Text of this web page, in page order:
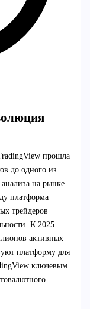
прошла
до одного из
на рынке.
платформа
трейдеров
К 2025
активных
платформу для
ключевым